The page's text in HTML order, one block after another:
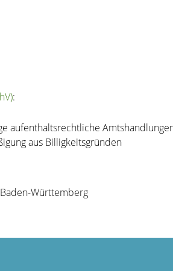
:
aufenthaltsrechtliche
aus Billigkeitsgründen
Württemberg